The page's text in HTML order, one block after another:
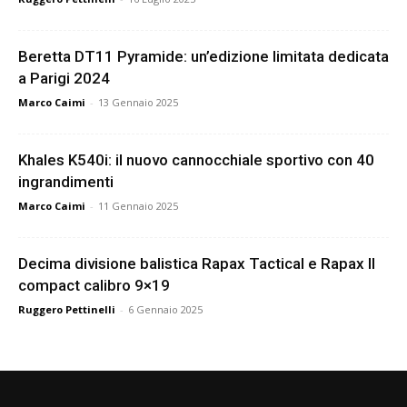
Beretta DT11 Pyramide: un’edizione limitata dedicata
a Parigi 2024
Marco Caimi - 13 Gennaio 2025
Khales K540i: il nuovo cannocchiale sportivo con 40
ingrandimenti
Marco Caimi - 11 Gennaio 2025
Decima divisione balistica Rapax Tactical e Rapax II
compact calibro 9×19
Ruggero Pettinelli - 6 Gennaio 2025